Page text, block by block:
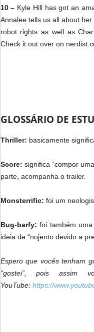
10 – Kyle Hill has got an
Annalee tells us all about
robot rights as well as
Check it out over on
GLOSSÁRIO DE
Thriller: basicamente
Score: significa “compor
parte, acompanha o trailer.
Monsterrific: foi um
Bug-barfy:foi também
ideia de “nojento devido a
Espero que vocês tenham
“gostei”, pois assim
YouTube: https://